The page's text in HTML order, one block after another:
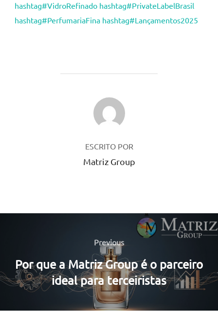
hashtag#VidroRefinado hashtag#PrivateLabelBrasil
hashtag#PerfumariaFina hashtag#Lançamentos2025
AUTOR DO POST
ESCRITO POR
Matriz Group
Post
Previous
Previous
Por que a Matriz Group é o parceiro
ideal para terceiristas